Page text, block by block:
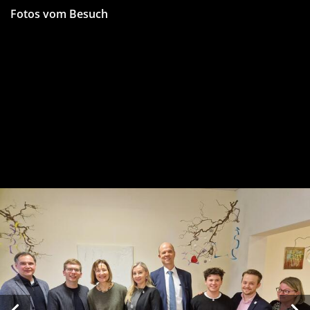
Fotos vom Besuch